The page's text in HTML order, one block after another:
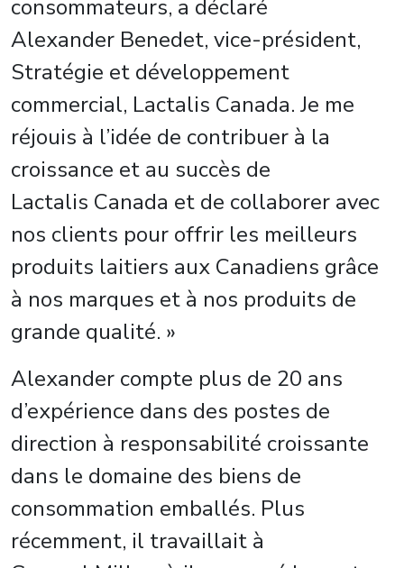
consommateurs, a déclaré
Alexander Benedet, vice-président,
Stratégie et développement
commercial, Lactalis Canada. Je me
réjouis à l’idée de contribuer à la
croissance et au succès de
Lactalis Canada et de collaborer avec
nos clients pour offrir les meilleurs
produits laitiers aux Canadiens grâce
à nos marques et à nos produits de
grande qualité. »
Alexander compte plus de 20 ans
d’expérience dans des postes de
direction à responsabilité croissante
dans le domaine des biens de
consommation emballés. Plus
récemment, il travaillait à